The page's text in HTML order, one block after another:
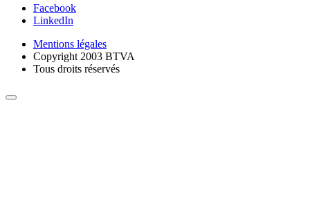
Facebook
LinkedIn
Mentions légales
Copyright 2003 BTVA
Tous droits réservés